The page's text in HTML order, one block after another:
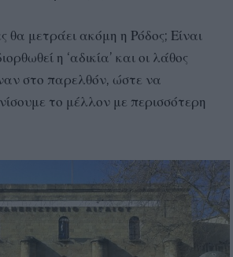
θα μετράει ακόμη η Ρόδος; Είναι
η ‘αδικία’ και οι λάθος
στο παρελθόν, ώστε να
το μέλλον με περισσότερη